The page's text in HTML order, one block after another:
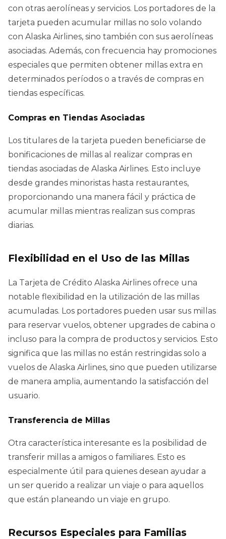
con otras aerolíneas y servicios. Los portadores de la
tarjeta pueden acumular millas no solo volando
con Alaska Airlines, sino también con sus aerolíneas
asociadas. Además, con frecuencia hay promociones
especiales que permiten obtener millas extra en
determinados períodos o a través de compras en
tiendas específicas.
Compras en Tiendas Asociadas
Los titulares de la tarjeta pueden beneficiarse de
bonificaciones de millas al realizar compras en
tiendas asociadas de Alaska Airlines. Esto incluye
desde grandes minoristas hasta restaurantes,
proporcionando una manera fácil y práctica de
acumular millas mientras realizan sus compras
diarias.
Flexibilidad en el Uso de las Millas
La Tarjeta de Crédito Alaska Airlines ofrece una
notable flexibilidad en la utilización de las millas
acumuladas. Los portadores pueden usar sus millas
para reservar vuelos, obtener upgrades de cabina o
incluso para la compra de productos y servicios. Esto
significa que las millas no están restringidas solo a
vuelos de Alaska Airlines, sino que pueden utilizarse
de manera amplia, aumentando la satisfacción del
usuario.
Transferencia de Millas
Otra característica interesante es la posibilidad de
transferir millas a amigos o familiares. Esto es
especialmente útil para quienes desean ayudar a
un ser querido a realizar un viaje o para aquellos
que están planeando un viaje en grupo.
Recursos Especiales para Familias